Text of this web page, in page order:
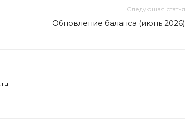
Следующая статья
Обновление баланса (июнь 2026)